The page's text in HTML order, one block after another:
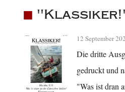
12 September
Die dritte
gedruckt und
"Was ist dran